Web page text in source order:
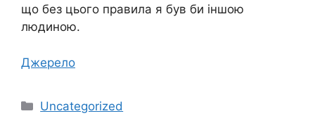
що без цього правила я був би іншою
людиною.
Джерело
Категорії
Uncategorized